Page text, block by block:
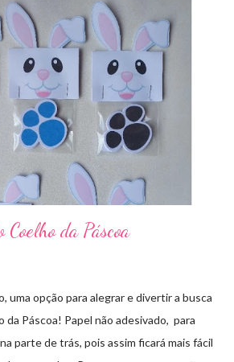
da Páscoa
uma opção para alegrar e divertir a busca
da Páscoa! Papel não adesivado, para
parte de trás, pois assim ficará mais fácil